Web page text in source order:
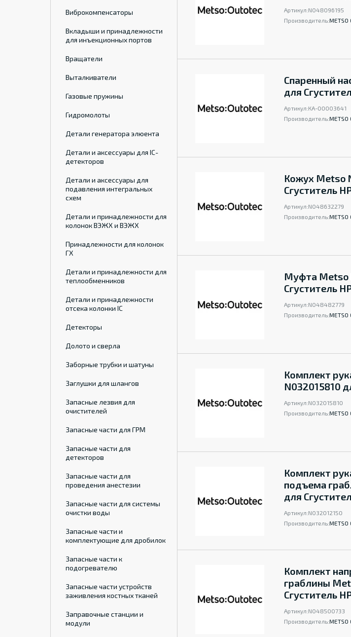
Виброкомпенсаторы
Вкладыши и принадлежности
для инъекционных портов
Вращатели
Выталкиватели
Газовые пружины
Гидромолоты
Детали генератора элюента
Детали и аксессуары для IC-
детекторов
Детали и аксессуары для
подавления интегральных
схем
Детали и принадлежности для
колонок ВЭЖХ и ВЭЖХ
Принадлежности для колонок
ГХ
Детали и принадлежности для
теплообменников
Детали и принадлежности
отсека колонки IC
Детекторы
Долото и сверла
Заборные трубки и шатуны
Заглушки для шлангов
Запасные лезвия для
очистителей
Запасные части для ГРМ
Запасные части для
детекторов
Запасные части для
проведения анестезии
Запасные части для системы
очистки воды
Запасные части и
комплектующие для дробилок
Запасные части к
подогревателю
Запасные части устройств
заживления костных тканей
Заправочные станции и
модули
Артикул:N048096195
Производитель:METSO
Спаренный
для
Артикул:КА-00003641
Производитель:METSO
Кожух Metso
Сгуститель
Артикул:N048632279
Производитель:METSO
Муфта Metso
Сгуститель
Артикул:N048482779
Производитель:METSO
Комплект
N032015810
Артикул:N032015810
Производитель:METSO
Комплект
подъема
для
Артикул:N032012150
Производитель:METSO
Комплект
граблины
Сгуститель
Артикул:N048500733
Производитель:METSO